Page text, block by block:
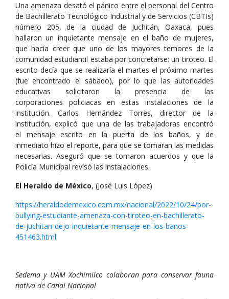
Una amenaza desató el pánico entre el personal del Centro
de Bachillerato Tecnológico Industrial y de Servicios (CBTIs)
número 205, de la ciudad de Juchitán, Oaxaca, pues
hallaron un inquietante mensaje en el baño de mujeres,
que hacía creer que uno de los mayores temores de la
comunidad estudiantil estaba por concretarse: un tiroteo. El
escrito decía que se realizaría el martes el próximo martes
(fue encontrado el sábado), por lo que las autoridades
educativas solicitaron la presencia de las
corporaciones policiacas en estas instalaciones de la
institución. Carlos Hernández Torres, director de la
institución, explicó que una de las trabajadoras encontró
el mensaje escrito en la puerta de los baños, y de
inmediato hizo el reporte, para que se tomaran las medidas
necesarias. Aseguró que se tomaron acuerdos y que la
Policía Municipal revisó las instalaciones.
El Heraldo de México, (José Luis López)
https://heraldodemexico.com.mx/nacional/2022/10/24/por-
bullying-estudiante-amenaza-con-tiroteo-en-bachillerato-
de-juchitan-dejo-inquietante-mensaje-en-los-banos-
451463.html
Sedema y UAM Xochimilco colaboran para conservar fauna
nativa de Canal Nacional